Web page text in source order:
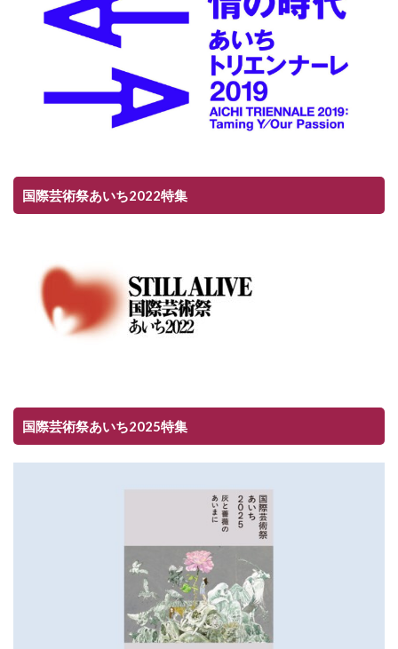
国際芸術祭あいち2022特集
国際芸術祭あいち2025特集